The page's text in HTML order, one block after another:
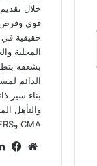
خلال
قوي وفرص
حقيقية
المحلية
بشغفه
الدائم
بناء سير
والتأهل
CMA وIFRS.
موقع